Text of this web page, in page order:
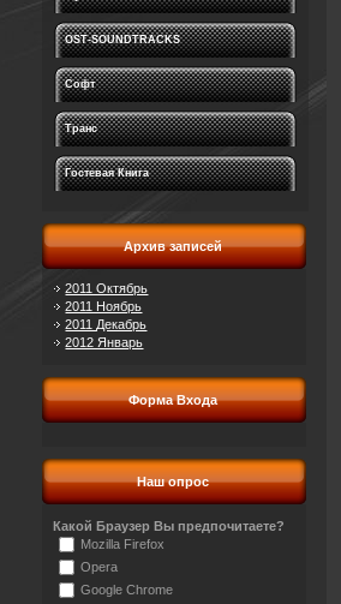
OST-SOUNDTRACKS
Софт
Транс
Гостевая Книга
Архив записей
2011 Октябрь
2011 Ноябрь
2011 Декабрь
2012 Январь
Форма Входа
Наш опрос
Какой Браузер Вы предпочитаете?
Mozilla Firefox
Opera
Google Chrome